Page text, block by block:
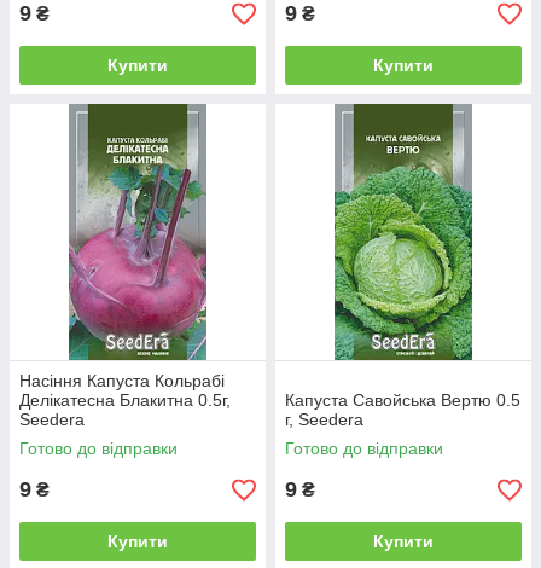
9 ₴
Купити
9 ₴
Купити
Насіння Капуста Кольрабі
Делікатесна Блакитна 0.5г,
Seedera
Готово до відправки
9 ₴
Купити
Капуста Савойська Вертю 0.5
г, Seedera
Готово до відправки
9 ₴
Купити